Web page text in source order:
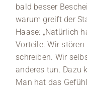
bald besser
warum greift der
Haase: „Natürlich
Vorteile. Wir
schreiben. Wir
anderes tun. Dazu
Man hat das